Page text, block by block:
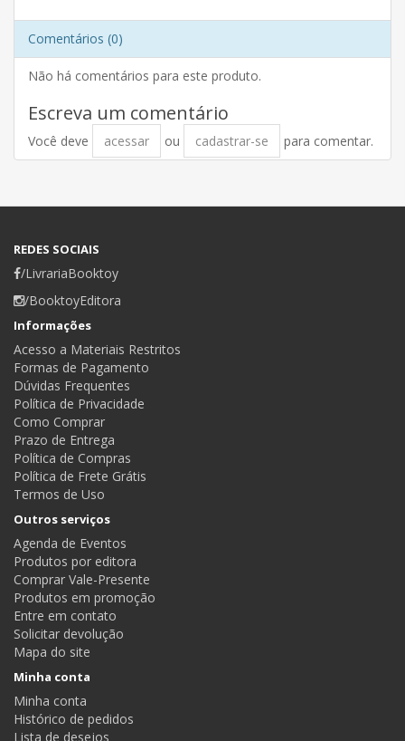
Comentários (0)
Não há comentários para este produto.
Escreva um comentário
Você deve acessar ou cadastrar-se para comentar.
REDES SOCIAIS
/LivrariaBooktoy
/BooktoyEditora
Informações
Acesso a Materiais Restritos
Formas de Pagamento
Dúvidas Frequentes
Política de Privacidade
Como Comprar
Prazo de Entrega
Política de Compras
Política de Frete Grátis
Termos de Uso
Outros serviços
Agenda de Eventos
Produtos por editora
Comprar Vale-Presente
Produtos em promoção
Entre em contato
Solicitar devolução
Mapa do site
Minha conta
Minha conta
Histórico de pedidos
Lista de desejos